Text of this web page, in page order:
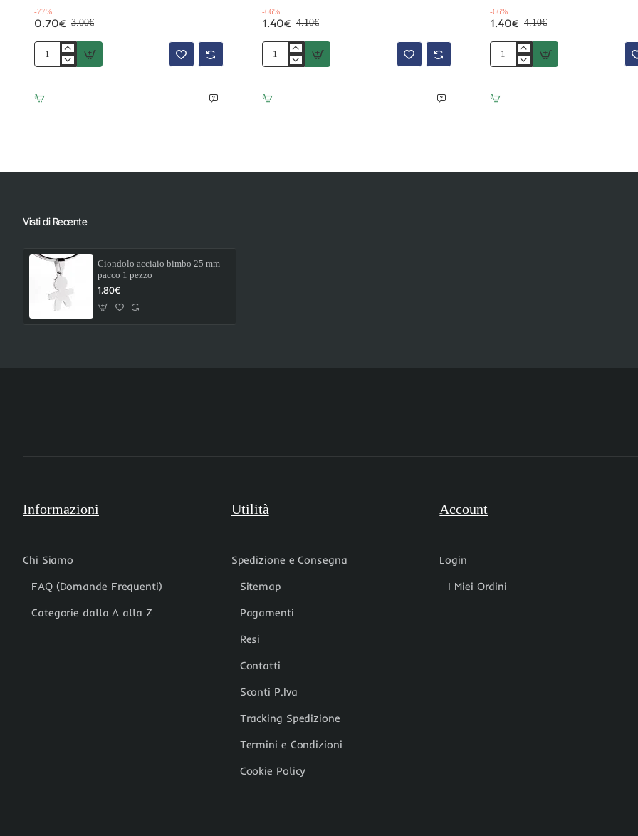
-77%
0.70€ 3.00€
CIONDOLO
IN
STILE
TIFFANY
-66%
1.40€ 4.10€
CIONDOLO
IN
BIMBO
29x18
-66%
1.40€ 4.10€
CIONDOLO
IN
BIMBO
30x20
Visti di Recente
Ciondolo acciaio bimbo 25 mm
pacco 1 pezzo
1.80€
Informazioni
Chi Siamo
FAQ (Domande Frequenti)
Categorie dalla A alla Z
Utilità
Spedizione e Consegna
Sitemap
Pagamenti
Resi
Contatti
Sconti P.Iva
Tracking Spedizione
Termini e Condizioni
Cookie Policy
Account
Login
I Miei Ordini